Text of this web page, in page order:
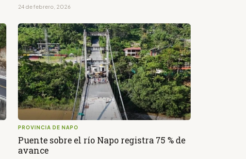
24 de febrero, 2026
PROVINCIA DE NAPO
Puente sobre el río Napo registra 75 % de
avance